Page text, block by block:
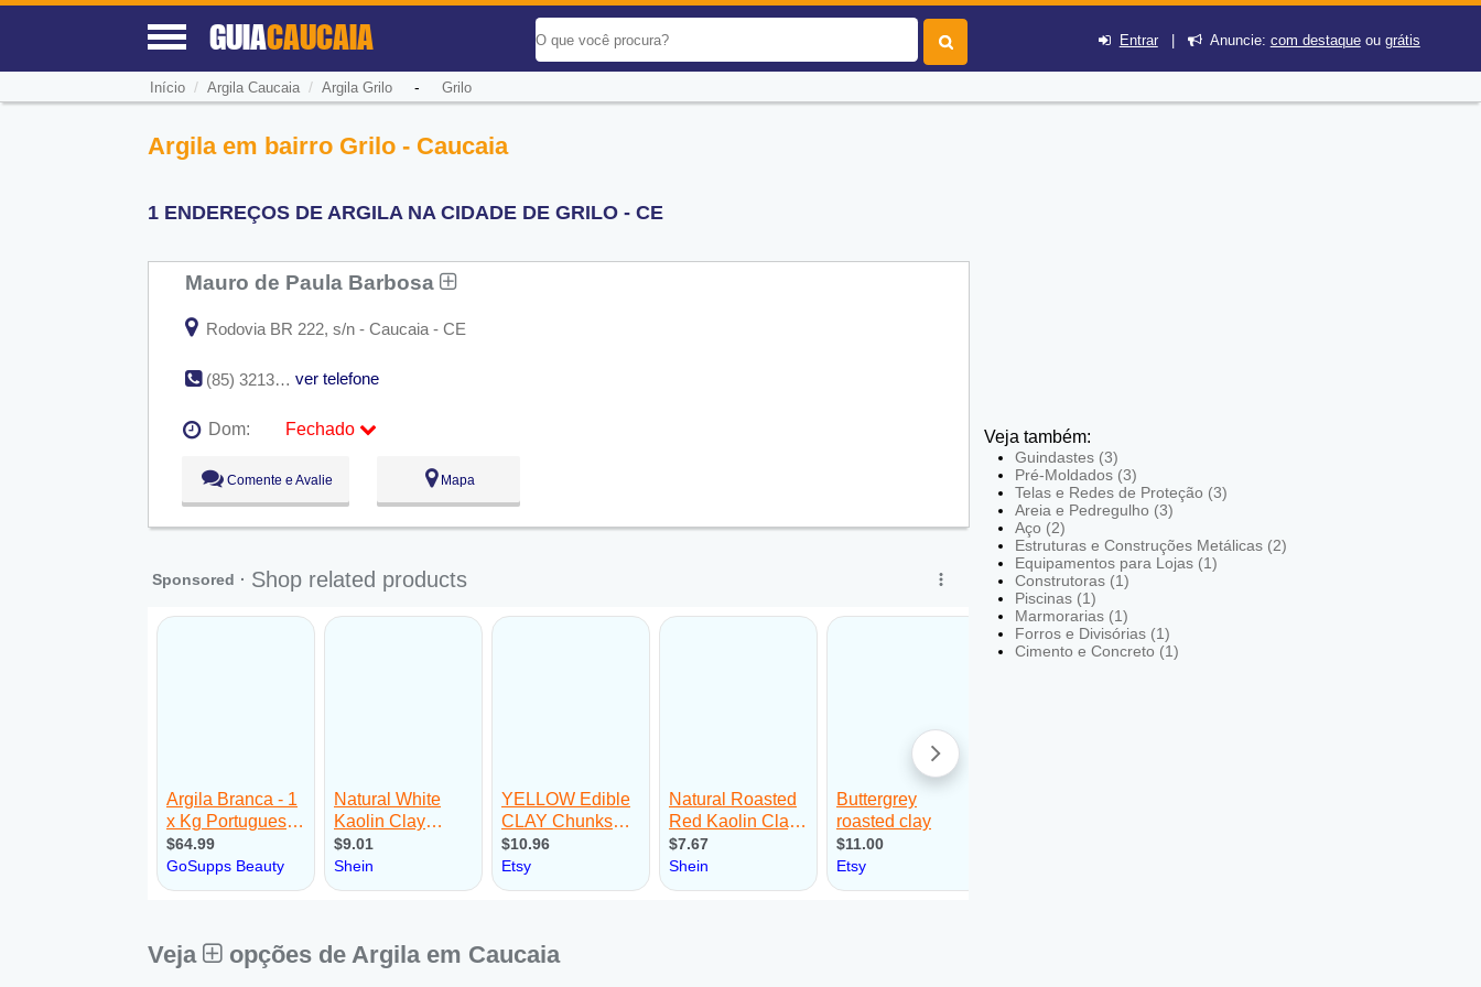
GUIACAUCAIA Entrar| Anuncie: com destaqueou grátis
Início / Argila Caucaia/ Argila Grilo- Grilo
Argila em bairro Grilo - Caucaia
1 ENDEREÇOS DE ARGILA NA CIDADE DE GRILO - CE
Mauro de Paula Barbosa
Rodovia BR 222, s/n - Caucaia - CE
(85) 3213-6856 ver telefone
Dom:
Fechado
Seg:
Ter:
09:00 - 18:00
Qua:
09:00 - 18:00
Qui:
09:00 - 18:00
Dom:
Fechado
Comente e Avalie Mapa
Veja opções de Argila em Caucaia
Veja também:
Guindastes (3)
Pré-Moldados (3)
Telas e Redes de Proteção (3)
Areia e Pedregulho (3)
Aço (2)
Estruturas e Construções Metálicas (2)
Equipamentos para Lojas (1)
Construtoras (1)
Piscinas (1)
Marmorarias (1)
Forros e Divisórias (1)
Cimento e Concreto (1)